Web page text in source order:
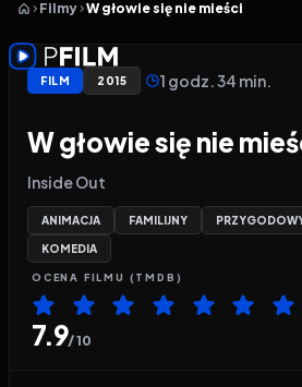
Filmy W głowie się nie mieści
FILM 2015 1 godz. 34 min.
W głowie się nie
Inside Out
ANIMACJA FAMILIJNY
KOMEDIA
OCENA FILMU (TMDB)
7.9/ 10